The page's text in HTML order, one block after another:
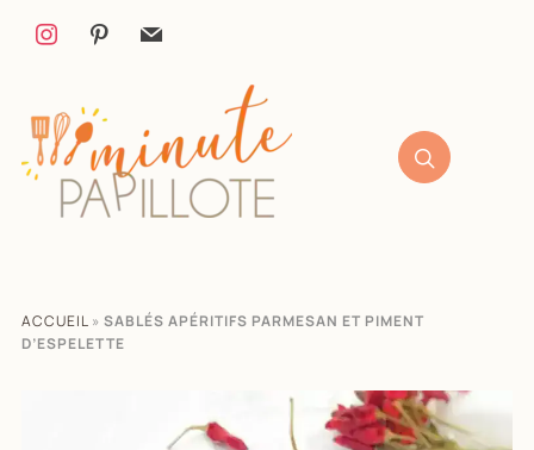
ACCUEIL» SABLÉS APÉRITIFS PARMESAN ET PIMENT
D’ESPELETTE